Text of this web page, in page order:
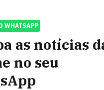
WHATSAPP
as notícias
no seu